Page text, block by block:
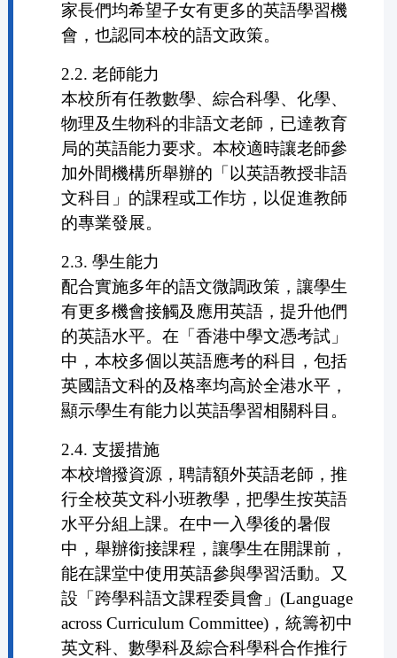
家長們均希望子女有更多的英語學習機
會，也認同本校的語文政策。
2.2. 老師能力
本校所有任教數學、綜合科學、化學、
物理及生物科的非語文老師，已達教育
局的英語能力要求。本校適時讓老師參
加外間機構所舉辦的「以英語教授非語
文科目」的課程或工作坊，以促進教師
的專業發展。
2.3. 學生能力
配合實施多年的語文微調政策，讓學生
有更多機會接觸及應用英語，提升他們
的英語水平。在「香港中學文憑考試」
中，本校多個以英語應考的科目，包括
英國語文科的及格率均高於全港水平，
顯示學生有能力以英語學習相關科目。
2.4. 支援措施
本校增撥資源，聘請額外英語老師，推
行全校英文科小班教學，把學生按英語
水平分組上課。在中一入學後的暑假
中，舉辦銜接課程，讓學生在開課前，
能在課堂中使用英語參與學習活動。又
設「跨學科語文課程委員會」(Language
across Curriculum Committee)，統籌初中
英文科、數學科及綜合科學科合作推行